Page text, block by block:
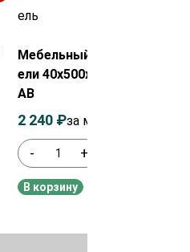
Мебельный щит из сосны/
ели 40х500х1000 мм сорт
АВ
- +
2 240 ₽за м²
В корзину